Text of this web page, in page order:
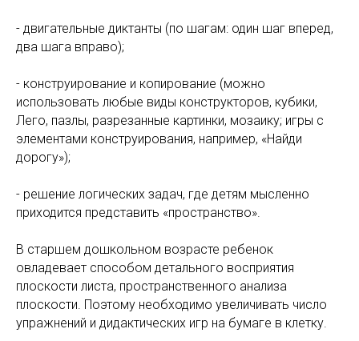
- двигательные диктанты (по шагам: один шаг вперед,
два шага вправо);
- конструирование и копирование (можно
использовать любые виды конструкторов, кубики,
Лего, пазлы, разрезанные картинки, мозаику; игры с
элементами конструирования, например, «Найди
дорогу»);
- решение логических задач, где детям мысленно
приходится представить «пространство».
В старшем дошкольном возрасте ребенок
овладевает способом детального восприятия
плоскости листа, пространственного анализа
плоскости. Поэтому необходимо увеличивать число
упражнений и дидактических игр на бумаге в клетку.